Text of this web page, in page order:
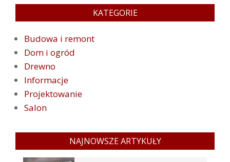
KATEGORIE
Budowa i remont
Dom i ogród
Drewno
Informacje
Projektowanie
Salon
NAJNOWSZE ARTYKUŁY